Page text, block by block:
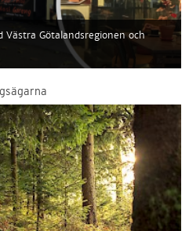
Götalandsregionen och